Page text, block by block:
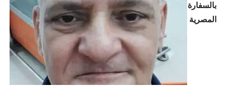
بالسفارة
المصرية